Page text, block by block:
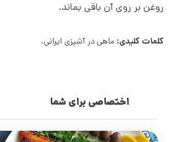
روغن بر روی آن باقی بماند.
کلمات کلیدی: ماهی در آشپزی ایرانی،
اختصاصی برای شما